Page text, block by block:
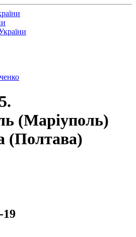
(Маріуполь)
(Полтава)
19